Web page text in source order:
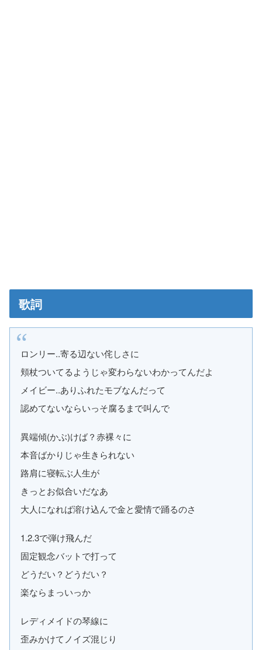
歌詞
ロンリー..寄る辺ない侘しさに
頬杖ついてるようじゃ変わらないわかってんだよ
メイビー..ありふれたモブなんだって
認めてないならいっそ腐るまで叫んで
異端傾(かぶ)けば？赤裸々に
本音ばかりじゃ生きられない
路肩に寝転ぶ人生が
きっとお似合いだなあ
大人になれば溶け込んで金と愛情で踊るのさ
1.2.3で弾け飛んだ
固定観念バットで打って
どうだい？どうだい？
楽ならまっいっか
レディメイドの琴線に
歪みかけてノイズ混じり